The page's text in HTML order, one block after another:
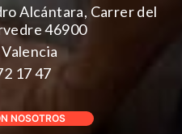
Alcántara, Carrer del
46900
17 47
NOSOTROS